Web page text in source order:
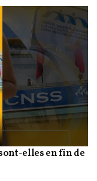
elles en fin de